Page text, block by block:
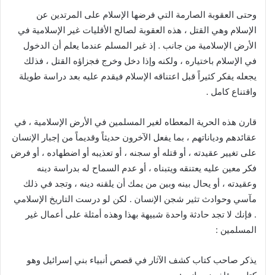
وحتى العقوبة الصارمة التي فرضها الإسلام على المرتدين عن
الإسلام وهي القتل ، هذه العقوبة لصالح الأقليات غير الإسلامية في
الأرض الإسلامية من جانب . إذ غير المسلم عندما يعلم أن الدخول
في الإسلام باختياره ، ولكنه وإذا دخل وخرج فجزاؤه القتل ، فذلك
يجعله يفكر كثيراً قبل اعتناقه الإسلام فيقدم عليه بعد دراسة طويلة
واقتناع كامل .
قارن هذه الحرية المعطاه لغير المسلمين في الأرض الإسلامية ، في
عقائدهم ودياناتهم ، بما يفعل الآخرون حديثاً وقديماً من إجبار الإنسان
على تغيير عقيدته ، أو قتله أو سجنه ، أو تعذيبه أو اضطهاده ، أو فرض
فكر معين عليه يعتنقه ويتبناه ، أو عدم السماح له بدراسة دينه
وعقيدته ، أو يحال بينه وبين من يمك أن يلقنه دينه ، وتجد في ذلك
مآسي وحوادث تثير شجن الإنسان . لكن لو درست التاريخ الإسلامي
. فإنك لا تجد حادثة واحدة شبيهة بهذا وهذه أمثلة على أعمال غير
المسلمين :
يذكر صاحب كتاب كشف الآثار في قصص أنبياء بني إسرائيل وهو